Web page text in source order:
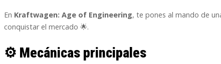
En Kraftwagen: Age of Engineering, te pones al mando de
conquistar el mercado 🌟.
⚙️ Mecánicas principales